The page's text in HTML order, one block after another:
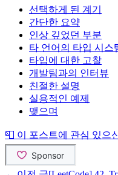
선택하게 된 계기
간단한 요약
인상 깊었던 부분
타 언어의 타입 시스
타입에 대한 고찰
개발팀과의 인터뷰
친절한 설명
실용적인 예제
맺으며
📮 이 포스트에 관심 있으